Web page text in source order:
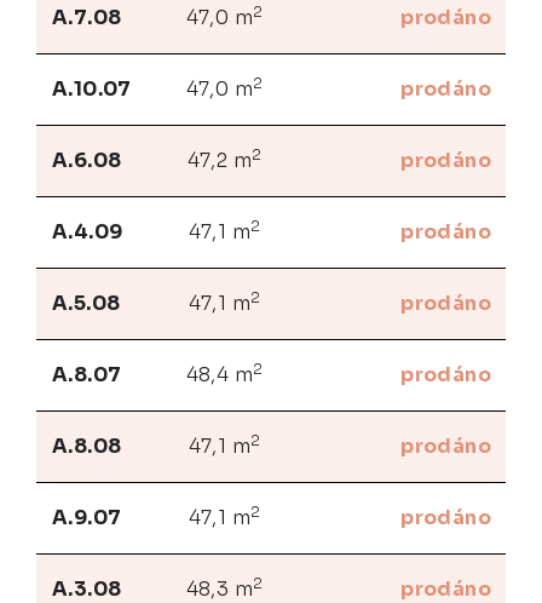
A.7.08 47,0 m2 prodáno
A.10.07 47,0 m2 prodáno
A.6.08 47,2 m2 prodáno
A.4.09 47,1 m2 prodáno
A.5.08 47,1 m2 prodáno
A.8.07 48,4 m2 prodáno
A.8.08 47,1 m2 prodáno
A.9.07 47,1 m2 prodáno
A.3.08 48,3 m2 prodáno